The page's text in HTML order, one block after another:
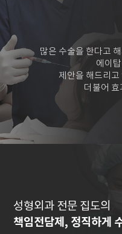
많은 수술을 한다고
에이
제안을 해드리
더불어 효
성형외과 전문 집도의
책임전담제, 정직하게